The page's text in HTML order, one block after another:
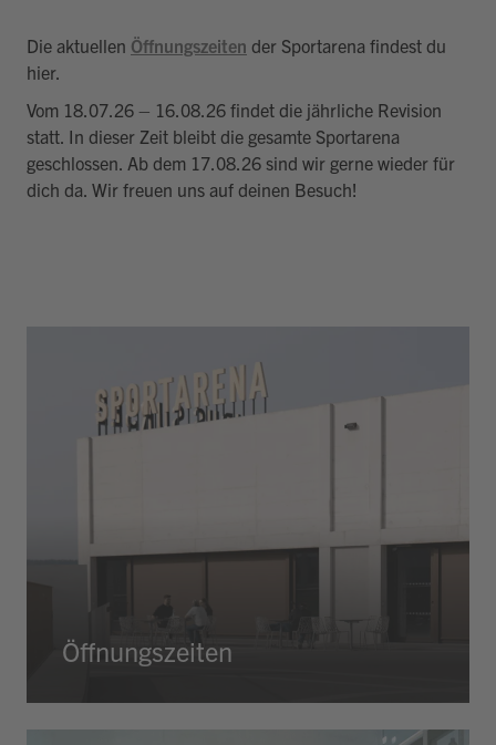
Die aktuellen Öffnungszeiten der Sportarena findest du
hier.
Vom 18.07.26 – 16.08.26 findet die jährliche Revision
statt. In dieser Zeit bleibt die gesamte Sportarena
geschlossen. Ab dem 17.08.26 sind wir gerne wieder für
dich da. Wir freuen uns auf deinen Besuch!
Öffnungszeiten